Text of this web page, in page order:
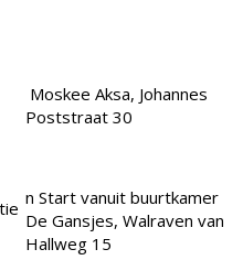
Moskee Aksa, Johannes
Poststraat 30
n Start vanuit buurtkamer
De Gansjes, Walraven van
Hallweg 15